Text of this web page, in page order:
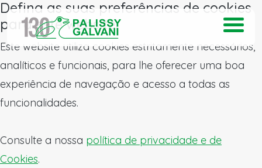
Defina as suas preferências de cookies
para este website.
Este website utiliza cookies estritamente necessários,
analíticos e funcionais, para lhe oferecer uma boa
experiência de navegação e acesso a todas as
funcionalidades.
Consulte a nossa política de privacidade e de
Cookies.